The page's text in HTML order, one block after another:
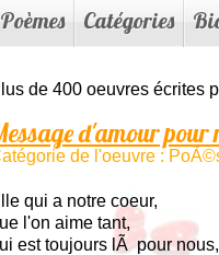
Poèmes Catégories
de 400 oeuvres écrites
d'amour pour
de l'oeuvre :
qui a notre coeur,
l'on aime tant,
est toujours lÃ pour nous,